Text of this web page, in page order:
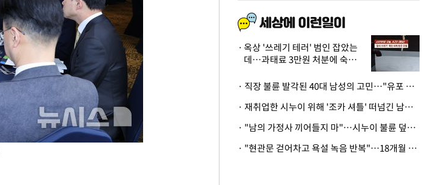
옥상 '쓰레기 테러' 범인 잡았는
데…과태료 3만원 처분에 숙박업
· 직장 불륜 발각된 40대 남성의 고민…"유포 동료 명예훼손·협박죄 고소 가능할까"
· 재취업한 시누이 위해 '조카 셔틀' 떠넘긴 남편…아내 "난 못한다"
· "남의 가정사 끼어들지 마"…시누이 불륜 덮으려는 남편에 억울한 아내
· "현관문 걷어차고 욕설 녹음 반복"…18개월 아기 키우는 집 뒤흔든 '앞집의 비극'